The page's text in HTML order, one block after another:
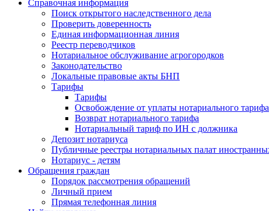
Справочная информация
Поиск открытого наследственного дела
Проверить доверенность
Единая информационная линия
Реестр переводчиков
Нотариальное обслуживание агрогородков
Законодательство
Локальные правовые акты БНП
Тарифы
Тарифы
Освобождение от уплаты нотариального тарифа
Возврат нотариального тарифа
Нотариальный тариф по ИН с должника
Депозит нотариуса
Публичные реестры нотариальных палат
Нотариус - детям
Обращения граждан
Порядок рассмотрения обращений
Личный прием
Прямая телефонная линия